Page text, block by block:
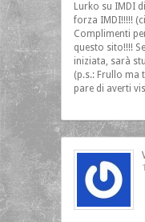
Lurko su IMDI
forza IMDI!!!!!
Complimenti
questo sito!!!!
iniziata, sarà
(p.s.: Frullo ma
pare di averti